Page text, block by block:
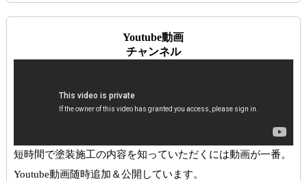
Youtube動画
チャンネル
短時間で塗装施工の内容を知っていただくには動画が一番。
Youtube動画随時追加＆公開しています。